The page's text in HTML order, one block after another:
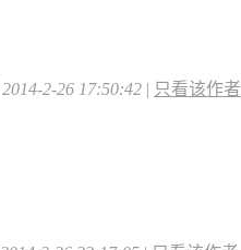
2-26 17:50:42 | 只看该作者